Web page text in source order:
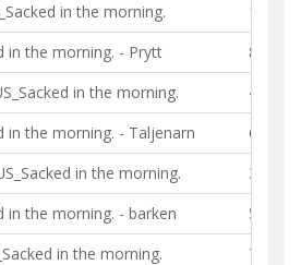
in the morning.
10 - 10
in the morning. - Prytt
8 - 9
in the morning.
4 - 7
in the morning. - Taljenarn
6 - 7
in the morning.
3 - 6
in the morning. - barken
5 - 7
in the morning.
7 - 7